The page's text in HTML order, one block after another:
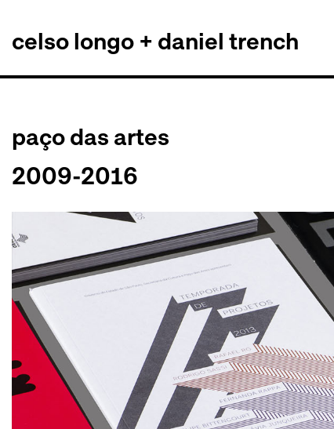
Pular
o
celso longo + daniel trench
paço das artes
2009-2016